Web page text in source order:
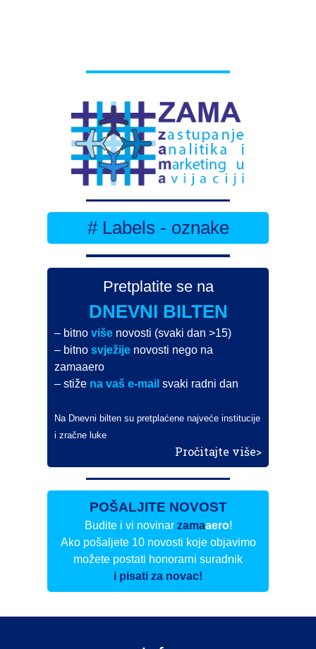
# Labels - oznake
Pretplatite se na
DNEVNI BILTEN
– bitnoviše novosti (svaki dan >15)
– bitnosvježije novosti nego na
zamaaero
– stiže na vaš e-mail svaki radni dan
Na Dnevni bilten su pretplaćene najveće institucije
i zračne luke
Pročitajte više>
POŠALJITE NOVOST
Budite i vi novinar zamaaero!
Ako pošaljete 10 novosti koje objavimo
možete postati honorarni suradnik
i pisati za novac!